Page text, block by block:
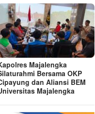
Majalengka
Bersama OKP
dan Aliansi BEM
Majalengka